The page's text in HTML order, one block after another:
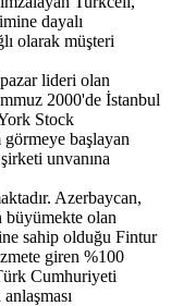
dayalı
olarak müşteri
lideri olan
2000'de İstanbul
Stock
başlayan
unvanına
Azerbaycan,
olan
sahip olduğu Fintur
giren %100
Cumhuriyeti